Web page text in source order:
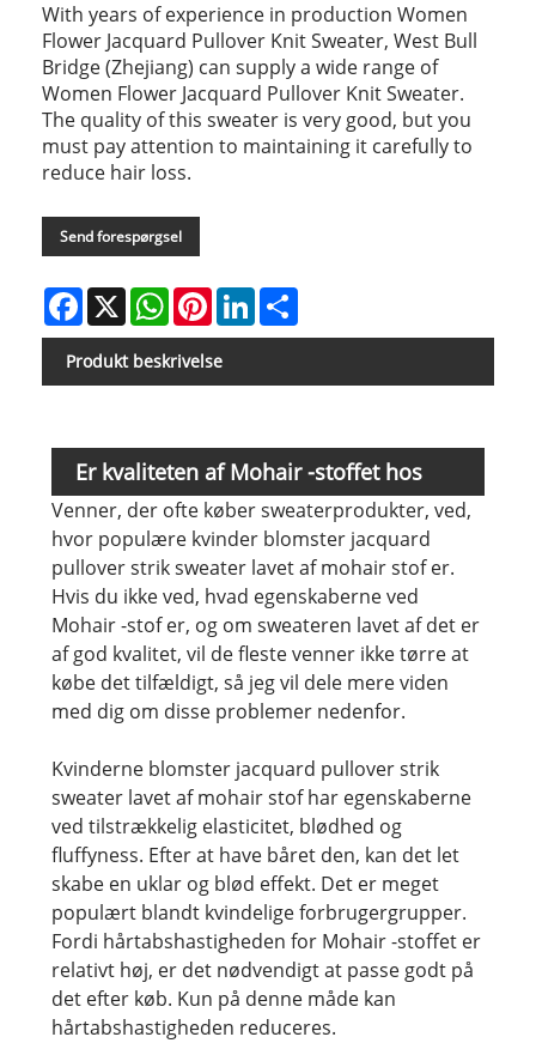
With years of experience in production Women
Flower Jacquard Pullover Knit Sweater, West Bull
Bridge (Zhejiang) can supply a wide range of
Women Flower Jacquard Pullover Knit Sweater.
The quality of this sweater is very good, but you
must pay attention to maintaining it carefully to
reduce hair loss.
Send forespørgsel
Facebook
X WhatsAppPinterestLinkedIn
Produkt beskrivelse
Er kvaliteten af ​​Mohair -stoffet hos
kvinder blomster jacquard pullover strik
sweater god?
Venner, der ofte køber sweaterprodukter, ved,
hvor populære kvinder blomster jacquard
pullover strik sweater lavet af mohair stof er.
Hvis du ikke ved, hvad egenskaberne ved
Mohair -stof er, og om sweateren lavet af det er
af god kvalitet, vil de fleste venner ikke tørre at
købe det tilfældigt, så jeg vil dele mere viden
med dig om disse problemer nedenfor.
Kvinderne blomster jacquard pullover strik
sweater lavet af mohair stof har egenskaberne
ved tilstrækkelig elasticitet, blødhed og
fluffyness. Efter at have båret den, kan det let
skabe en uklar og blød effekt. Det er meget
populært blandt kvindelige forbrugergrupper.
Fordi hårtabshastigheden for Mohair -stoffet er
relativt høj, er det nødvendigt at passe godt på
det efter køb. Kun på denne måde kan
hårtabshastigheden reduceres.